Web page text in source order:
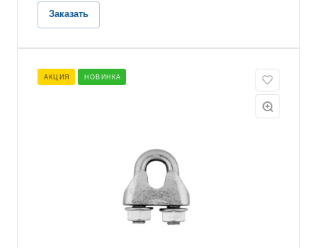
Заказать
АКЦИЯ НОВИНКА